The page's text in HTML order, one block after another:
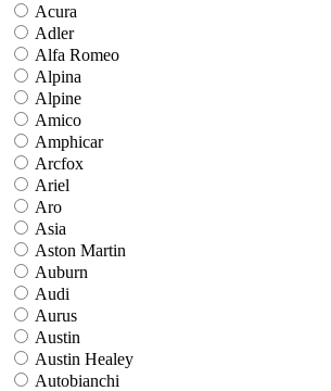
Acura
Adler
Alfa Romeo
Alpina
Alpine
Amico
Amphicar
Arcfox
Ariel
Aro
Asia
Aston Martin
Auburn
Audi
Aurus
Austin
Austin Healey
Autobianchi